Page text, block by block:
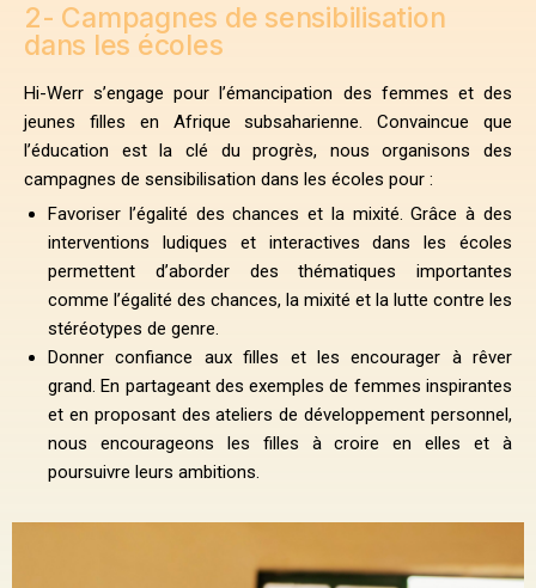
2- Campagnes de sensibilisation
dans les écoles​
Hi-Werr s’engage pour l’émancipation des femmes et des
jeunes filles en Afrique subsaharienne. Convaincue que
l’éducation est la clé du progrès, nous organisons des
campagnes de sensibilisation dans les écoles pour :
Favoriser l’égalité des chances et la mixité. Grâce à des
interventions ludiques et interactives dans les écoles
permettent d’aborder des thématiques importantes
comme l’égalité des chances, la mixité et la lutte contre les
stéréotypes de genre.
Donner confiance aux filles et les encourager à rêver
grand. En partageant des exemples de femmes inspirantes
et en proposant des ateliers de développement personnel,
nous encourageons les filles à croire en elles et à
poursuivre leurs ambitions.